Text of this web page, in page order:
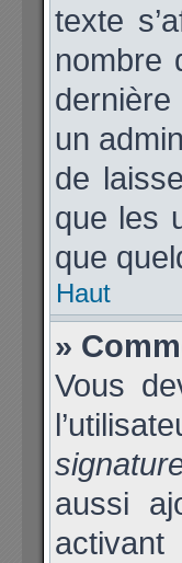
texte
nombre
un
de
que les
que
Haut
»
Vous
aussi
activant